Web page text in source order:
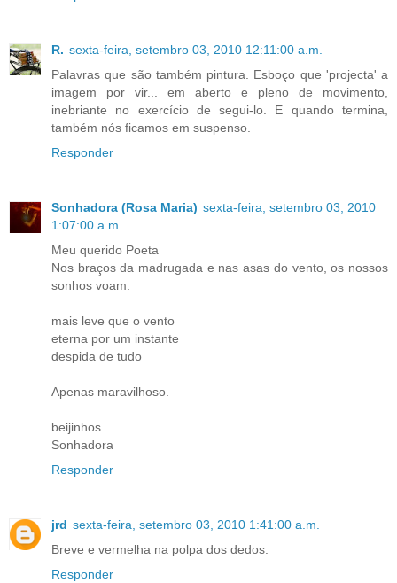
R. sexta-feira, setembro 03, 2010 12:11:00 a.m.
Palavras que são também pintura. Esboço que 'projecta' a
imagem por vir... em aberto e pleno de movimento,
inebriante no exercício de segui-lo. E quando termina,
também nós ficamos em suspenso.
Responder
Sonhadora (Rosa Maria) sexta-feira, setembro 03, 2010
1:07:00 a.m.
Meu querido Poeta
Nos braços da madrugada e nas asas do vento, os nossos
sonhos voam.
mais leve que o vento
eterna por um instante
despida de tudo
Apenas maravilhoso.
beijinhos
Sonhadora
Responder
jrd sexta-feira, setembro 03, 2010 1:41:00 a.m.
Breve e vermelha na polpa dos dedos.
Responder